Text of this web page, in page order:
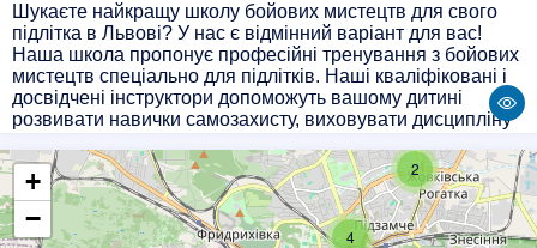
Шукаєте найкращу школу бойових мистецтв для свого
підлітка в Львові? У нас є відмінний варіант для вас!
Наша школа пропонує професійні тренування з бойових
мистецтв спеціально для підлітків. Наші кваліфіковані і
досвідчені інструктори допоможуть вашому дитині
розвивати навички самозахисту, виховувати дисципліну
з бойових мистецтв в нашій школі, щоб він став
справжнім професіоналом у цій галузі. Навчання у нас -
це шлях до здорового тіла, розуму і душі!
2
4
+
−